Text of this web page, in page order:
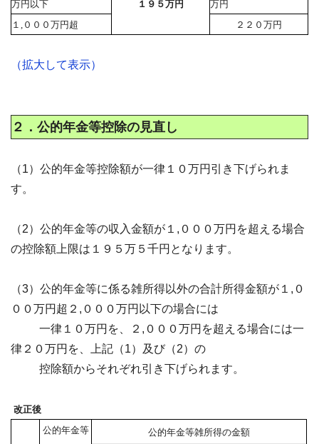
万円以下
１９５万円
万円
１,０００万円超
２２０万円
（拡大して表示）
２．公的年金等控除の見直し
（1）公的年金等控除額が一律１０万円引き下げられま
す。
（2）公的年金等の収入金額が１,０００万円を超える場合
の控除額上限は１９５万５千円となります。
（3）公的年金等に係る雑所得以外の合計所得金額が１,０
００万円超２,０００万円以下の場合には
一律１０万円を、２,０００万円を超える場合には一
律２０万円を、上記（1）及び（2）の
控除額からそれぞれ引き下げられます。
改正後
公的年金等
公的年金等雑所得の金額